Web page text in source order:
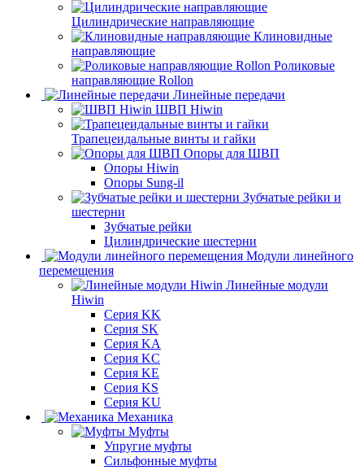
Цилиндрические направляющие
Клиновидные
направляющие
Роликовые
направляющие Rollon
Линейные передачи
ШВП Hiwin
Трапецеидальные винты и гайки
Опоры для ШВП
Опоры Hiwin
Опоры Sung-il
Зубчатые рейки и
шестерни
Зубчатые рейки
Цилиндрические шестерни
Модули линейного
перемещения
Линейные модули
Hiwin
Серия KK
Серия SK
Серия KA
Серия KC
Серия KE
Серия KS
Серия KU
Механика
Муфты
Упругие муфты
Сильфонные муфты